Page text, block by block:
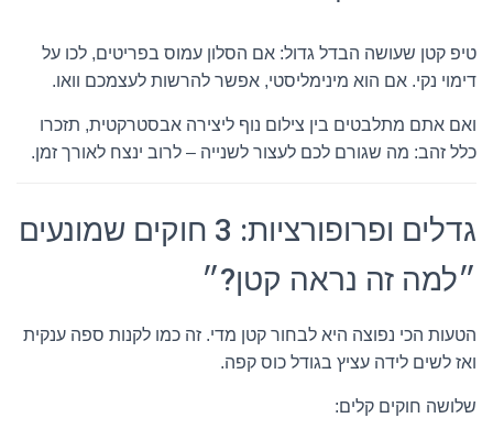
טיפ קטן שעושה הבדל גדול: אם הסלון עמוס בפריטים, לכו על
דימוי נקי. אם הוא מינימליסטי, אפשר להרשות לעצמכם וואו.
ואם אתם מתלבטים בין צילום נוף ליצירה אבסטרקטית, תזכרו
כלל זהב: מה שגורם לכם לעצור לשנייה – לרוב ינצח לאורך זמן.
גדלים ופרופורציות: 3 חוקים שמונעים
״למה זה נראה קטן?״
הטעות הכי נפוצה היא לבחור קטן מדי. זה כמו לקנות ספה ענקית
ואז לשים לידה עציץ בגודל כוס קפה.
שלושה חוקים קלים: